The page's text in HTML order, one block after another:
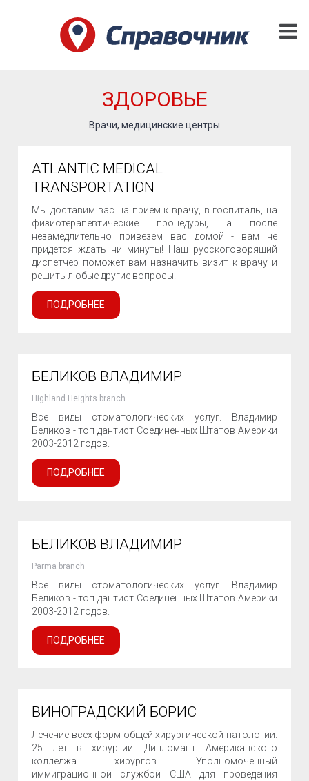
ЗДОРОВЬЕ
Врачи, медицинские центры
ATLANTIC MEDICAL
TRANSPORTATION
Мы доставим вас на прием к врачу, в госпиталь, на
физиотерапевтические процедуры, а после
незамедлительно привезем вас домой - вам не
придется ждать ни минуты! Наш русскоговорящий
диспетчер поможет вам назначить визит к врачу и
решить любые другие вопросы.
ПОДРОБНЕЕ
БЕЛИКОВ ВЛАДИМИР
Highland Heights branch
Все виды стоматологических услуг. Владимир
Беликов - топ дантист Соединенных Штатов Америки
2003-2012 годов.
ПОДРОБНЕЕ
БЕЛИКОВ ВЛАДИМИР
Parma branch
Все виды стоматологических услуг. Владимир
Беликов - топ дантист Соединенных Штатов Америки
2003-2012 годов.
ПОДРОБНЕЕ
ВИНОГРАДСКИЙ БОРИС
Лечение всех форм общей хирургической патологии.
25 лет в хирургии. Дипломант Американского
колледжа хирургов. Уполномоченный
иммиграционной службой США для проведения